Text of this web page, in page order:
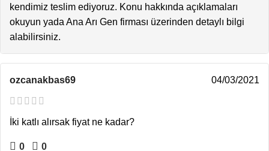
kendimiz teslim ediyoruz. Konu hakkında açıklamaları
okuyun yada Ana Arı Gen firması üzerinden detaylı bilgi
alabilirsiniz.
ozcanakbas69 04/03/2021
İki katlı alırsak fiyat ne kadar?
0 0